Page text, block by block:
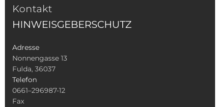
Kontakt
HINWEISGEBERSCHUTZ
Adresse
Nonnengasse 13
Fulda, 36037
Telefon
0661–296987-12
Fax